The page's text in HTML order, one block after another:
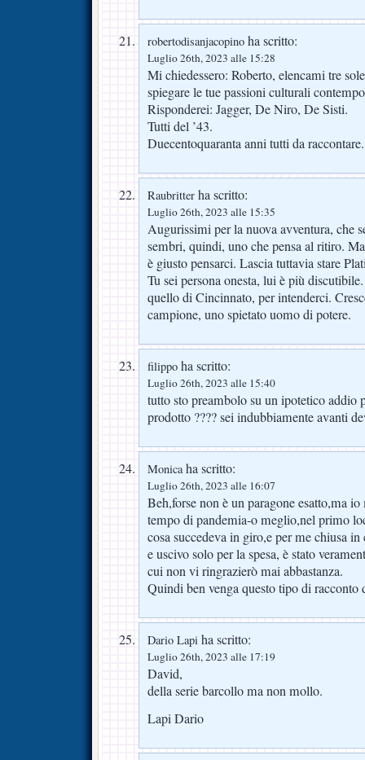
robertodisanjacopino ha scritto:
Luglio 26th, 2023 alle 15:28
Mi chiedessero: Roberto, elencami tre
spiegare le tue passioni culturali
Risponderei: Jagger, De Niro, De Sisti.
Tutti del ’43.
Duecentoquaranta anni tutti da raccontare.
Raubritter ha scritto:
Luglio 26th, 2023 alle 15:35
Augurissimi per la nuova avventura, che
sembri, quindi, uno che pensa al ritiro.
è giusto pensarci. Lascia tuttavia stare
Tu sei persona onesta, lui è più
quello di Cincinnato, per intenderci.
campione, uno spietato uomo di potere.
filippo ha scritto:
Luglio 26th, 2023 alle 15:40
tutto sto preambolo su un ipotetico addio
prodotto ???? sei indubbiamente avanti
Monicaha scritto:
Luglio 26th, 2023 alle 16:07
Beh,forse non è un paragone esatto,ma
tempo di pandemia-o meglio,nel primo
cosa succedeva in giro,e per me chiusa
e uscivo solo per la spesa, è stato
cui non vi ringrazierò mai abbastanza.
Quindi ben venga questo tipo di racconto
Dario Lapi ha scritto:
Luglio 26th, 2023 alle 17:19
David,
della serie barcollo ma non mollo.
Lapi Dario